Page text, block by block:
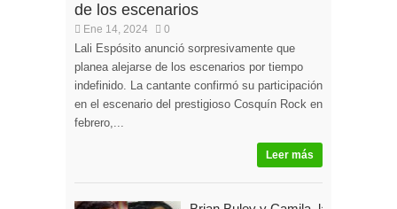
de los escenarios
Ene 14, 2024 0
Lali Espósito anunció sorpresivamente que
planea alejarse de los escenarios por tiempo
indefinido. La cantante confirmó su participación
en el escenario del prestigioso Cosquín Rock en
febrero,...
Leer más